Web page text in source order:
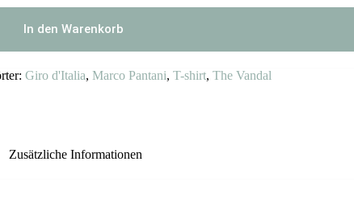
In den Warenkorb
Giro d'Italia,Marco Pantani,T-shirt,The Vandal
Zusätzliche Informationen